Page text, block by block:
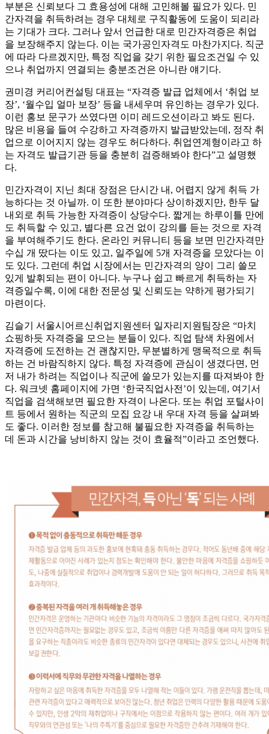
부분은 신뢰보다 그 효용성에 대해 고민해볼 필요가 있다. 민
간자격을 취득하려는 경우 대체로 구직활동에 도움이 되리라
는 기대가 크다. 그러나 앞서 언급한 대로 민간자격증은 취업
을 보장해주지 않는다. 이는 국가공인자격도 마찬가지다. 직군
에 따라 다르겠지만, 특정 직업을 갖기 위한 필요조건일 수 있
으나 취업까지 연결되는 충분조건은 아니란 얘기다.
권미경 커리어컨설팅 대표는 “자격증 발급 업체에서 ‘취업 보
장’, ‘월수입 얼마 보장’ 등을 내세우며 유인하는 경우가 있다.
이런 홍보 문구가 쓰였다면 이미 레드오션이라고 봐도 된다.
많은 비용을 들여 수강하고 자격증까지 발급받았는데, 정작 취
업으로 이어지지 않는 경우도 허다하다. 취업연계형이라고 하
는 자격도 발급기관 등을 충분히 검증해봐야 한다”고 설명했
다.
민간자격이 지닌 최대 장점은 단시간 내, 어렵지 않게 취득 가
능하다는 것 아닐까. 이 또한 분야마다 상이하겠지만, 한두 달
내외로 취득 가능한 자격증이 상당수다. 짧게는 하루이틀 만에
도 취득할 수 있고, 별다른 요건 없이 강의를 듣는 것으로 자격
을 부여해주기도 한다. 온라인 커뮤니티 등을 보면 민간자격만
수십 개 땄다는 이도 있고, 일주일에 5개 자격증을 모았다는 이
도 있다. 그런데 취업 시장에서는 민간자격의 양이 그리 쓸모
있게 발휘되는 편이 아니다. 누구나 쉽고 빠르게 취득하는 자
격증일수록, 이에 대한 전문성 및 신뢰도는 약하게 평가되기
마련이다.
김슬기 서울시어르신취업지원센터 일자리지원팀장은 “마치
쇼핑하듯 자격증을 모으는 분들이 있다. 직업 탐색 차원에서
자격증에 도전하는 건 괜찮지만, 무분별하게 맹목적으로 취득
하는 건 바람직하지 않다. 특정 자격증에 관심이 생겼다면, 먼
저 내가 하려는 직업이나 직군에 쓸모가 있는지를 따져봐야 한
다. 워크넷 홈페이지에 가면 ‘한국직업사전’이 있는데, 여기서
직업을 검색해보면 필요한 자격이 나온다. 또는 취업 포털사이
트 등에서 원하는 직군의 모집 요강 내 우대 자격 등을 살펴봐
도 좋다. 이러한 정보를 참고해 불필요한 자격증을 취득하는
데 돈과 시간을 낭비하지 않는 것이 효율적”이라고 조언했다.